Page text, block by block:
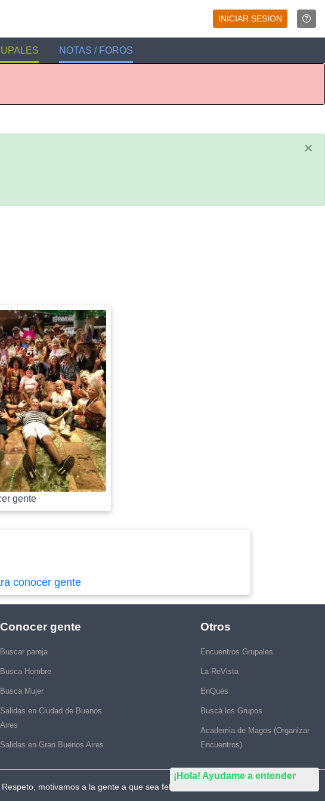
INICIAR SESION
NOTAS / FOROS
¡Hola! Ayudame a entender
×
gente
conocer gente
Conocer gente
Buscar pareja
Busca Hombre
Busca Mujer
Salidas en Ciudad de Buenos
Aires
Salidas en Gran Buenos Aires
Otros
Encuentros Grupales
La ReVista
EnQués
Buscá los Grupos
Academia de Magos (Organizar
Encuentros)
motivamos a la gente a que sea feliz."